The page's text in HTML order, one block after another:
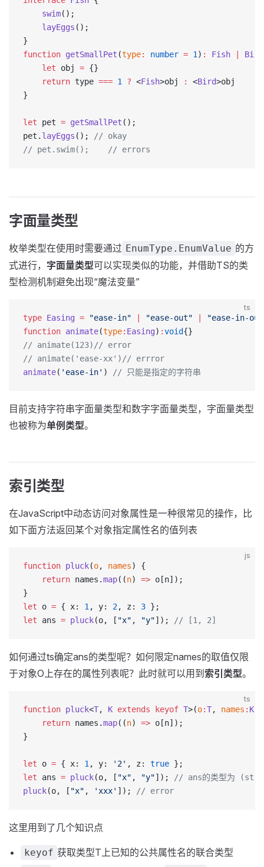
    swim
();
    layEggs
();
}
function getSmallPet (type: number = 1 ) : Fish Bird
    let
obj = {}
    return
type === 1 ? <Fish>obj : <Bird>obj
}
let pet = getSmallPet ();
pet. layEggs ();
// okay
// pet.swim();    // errors
字面量类型
枚举类型在使用时需要通过 EnumType.EnumValue 的方
式进行， 字面量类型可以实现类似的功能，并借助TS的类
型检测机制避免出现“魔法变量”
ts
type Easing = "ease-in" "ease-out"
"ease-in-
function animate(type: Easing) :void{}
// animate(123)// error
// animate('ease-xx')// errror
animate( 'ease-in' ) // 只能是指定的字符串
目前支持字符串字面量类型和数字字面量类型，字面量类型
也被称为单例类型。
索引类型
在JavaScript中动态访问对象属性是一种很常见的操作，比
如下面方法返回某个对象指定属性名的值列表
js
function pluck(o, names) {
    return
names.map((n) => o[n]);
}
let o = { x: 1 , y: 2, z: 3 };
let ans = pluck(o, [ "x" , "y"]); // [1, 2]
如何通过ts确定ans的类型呢？如何限定names的取值仅限
于对象O上存在的属性列表呢？此时就可以用到 索引类型。
ts
function pluck<T, K extends keyof T>(o:T, names : K
    return
names.map((n) => o[n]);
}
let o = { x: 1 , y: '2' , z: true };
let ans = pluck(o, [ "x" , "y"]);
// ans的类型为
pluck(o, [ "x" , 'xxx' ]); // error
这里用到了几个知识点
keyof 获取类型T上已知的公共属性名的联合类型